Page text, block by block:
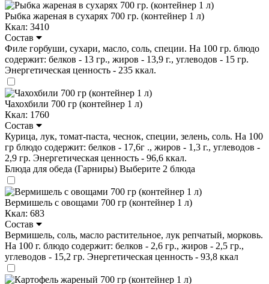
Рыбка жареная в сухарях 700 гр. (контейнер 1 л)
Ккал: 3410
Состав
Филе горбуши, сухари, масло, соль, специи. На 100 гр. блюдо
содержит: белков - 13 гр., жиров - 13,9 г., углеводов - 15 гр.
Энергетическая ценность - 235 ккал.
Чахохбили 700 гр (контейнер 1 л)
Ккал: 1760
Состав
Курица, лук, томат-паста, чеснок, специи, зелень, соль. На 100
гр блюдо содержит: белков - 17,6г ., жиров - 1,3 г., углеводов -
2,9 гр. Энергетическая ценность - 96,6 ккал.
Блюда для обеда (Гарниры) Выберите 2 блюда
Вермишель с овощами 700 гр (контейнер 1 л)
Ккал: 683
Состав
Вермишель, соль, масло растительное, лук репчатый, морковь.
На 100 г. блюдо содержит: белков - 2,6 гр., жиров - 2,5 гр.,
углеводов - 15,2 гр. Энергетическая ценность - 93,8 ккал